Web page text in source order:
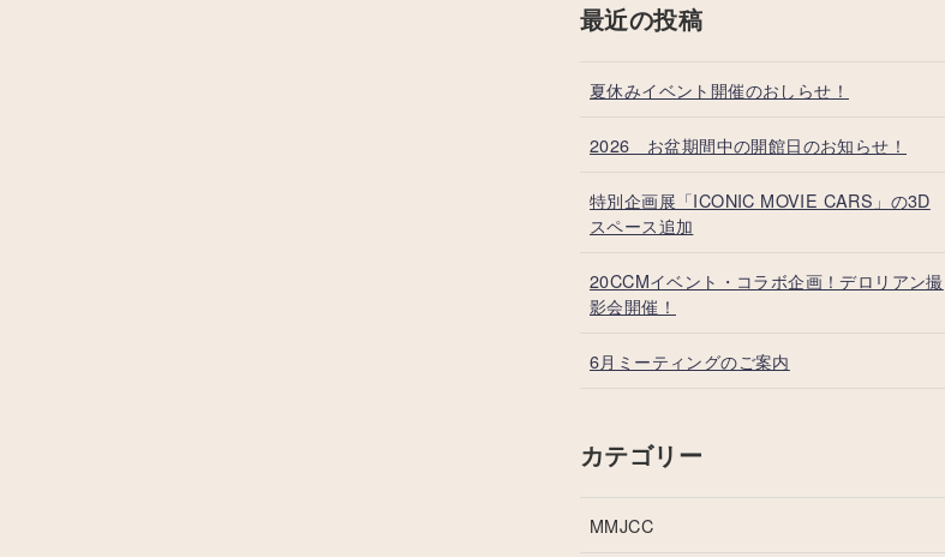
最近の投稿
夏休みイベント開催のおしらせ！
2026 お盆期間中の開館日のお知らせ！
特別企画展「ICONIC MOVIE CARS」の3D
スペース追加
20CCMイベント・コラボ企画！デロリアン撮
影会開催！
6月ミーティングのご案内
カテゴリー
MMJCC